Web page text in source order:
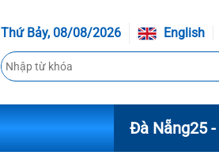
Thứ Bảy, 08/08/2026 English
Đà Nẵng25 -